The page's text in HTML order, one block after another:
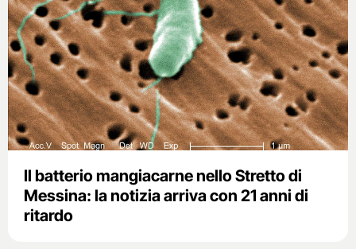
Il batterio mangiacarne nello Stretto di
Messina: la notizia arriva con 21 anni di
ritardo